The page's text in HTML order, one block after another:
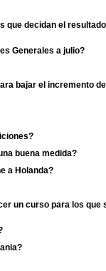
que decidan el
Generales a julio?
bajar el incremento
buena medida?
a Holanda?
un curso para los que